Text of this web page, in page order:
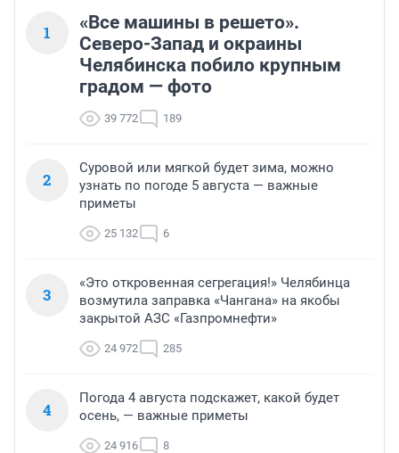
1
«Все машины в решето».
Северо-Запад и окраины
Челябинска побило крупным
градом — фото
39 772 189
2
Суровой или мягкой будет зима, можно
узнать по погоде 5 августа — важные
приметы
25 132 6
3
«Это откровенная сегрегация!» Челябинца
возмутила заправка «Чангана» на якобы
закрытой АЗС «Газпромнефти»
24 972 285
4
Погода 4 августа подскажет, какой будет
осень, — важные приметы
24 916 8